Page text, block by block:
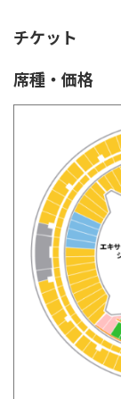
チケット
席種・価格